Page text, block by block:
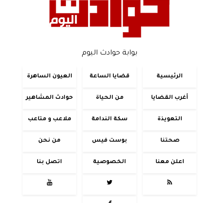
بوابة حوادث اليوم
الرئيسية قضايا الساعة العيون الساهرة
أغرب القضايا من الحياة حوادث المشاهير
التعويذة سكة الندامة ملاعب و متاعب
صحتنا بوست فيس من نحن
اعلن معنا الخصوصية اتصل بنا


